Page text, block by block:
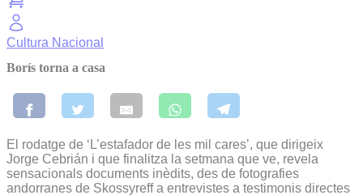
Cultura Nacional
Borís torna a casa
El rodatge de ‘L’estafador de les mil cares’, que dirigeix
Jorge Cebrián i que finalitza la setmana que ve, revela
sensacionals documents inèdits, des de fotografies
andorranes de Skossyreff a entrevistes a testimonis directes